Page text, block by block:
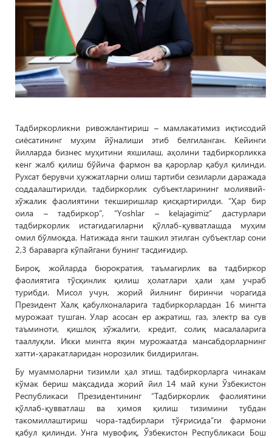
Тадбиркорликни ривожлантириш – мамлакатимиз иқтисодий
сиёсатининг муҳим йўналиши этиб белгиланган. Кейинги
йилларда бизнес муҳитини яхшилаш, аҳолини тадбиркорликка
кенг жалб қилиш бўйича фармон ва қарорлар қабул қилинди.
Рухсат берувчи ҳужжатларни олиш тартиби сезиларли даражада
соддалаштирилди, тадбиркорлик субъектларининг молиявий-
хўжалик фаолиятини текширишлар қисқартирилди. “Ҳар бир
оила – тадбиркор”, “Yoshlar – kelajagimiz” дастурлари
тадбиркорлик истагидагиларни қўллаб-қувватлашда муҳим
омил бўлмоқда. Натижада янги ташкил этилган субъектлар сони
2,3 бараварга кўпайгани бунинг тасдиғидир.
Бироқ, жойларда бюрократия, таъмагирлик ва тадбиркор
фаолиятига тўсқинлик қилиш ҳолатлари ҳали ҳам учраб
турибди. Мисол учун, жорий йилнинг биринчи чорагида
Президент Халқ қабулхоналарига тадбиркорлардан 16 мингта
мурожаат тушган. Улар асосан ер ажратиш, газ, электр ва сув
таъминоти, қишлоқ хўжалиги, кредит, солиқ масалаларига
тааллуқли. Икки мингга яқин мурожаатда мансабдорларнинг
хатти-ҳаракатларидан норозилик билдирилган.
Бу муаммоларни тизимли ҳал этиш, тадбиркорларга чинакам
кўмак бериш мақсадида жорий йил 14 май куни Ўзбекистон
Республикаси Президентининг “Тадбиркорлик фаолиятини
қўллаб-қувватлаш ва ҳимоя қилиш тизимини тубдан
такомиллаштириш чора-тадбирлари тўғрисида”ги фармони
қабул қилинди. Унга мувофиқ, Ўзбекистон Республикаси Бош